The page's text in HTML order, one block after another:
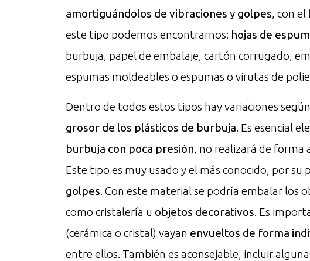
amortiguándolos de vibraciones y golpes, con
este tipo podemos encontrarnos: hojas de
burbuja, papel de embalaje, cartón corrugado,
espumas moldeables o espumas o virutas de
Dentro de todos estos tipos hay variaciones
grosor de los plásticos de burbuja. Es esencial
burbuja con poca presión, no realizará de forma
Este tipo es muy usado y el más conocido, por
golpes. Con este material se podría embalar los
como cristalería u objetos decorativos. Es
(cerámica o cristal) vayan envueltos de forma
entre ellos. También es aconsejable, incluir